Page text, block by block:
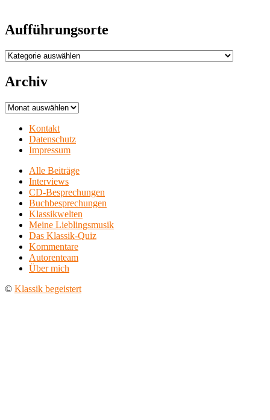
Aufführungsorte
Aufführungsorte
Archiv
Archiv
Kontakt
Datenschutz
Impressum
Alle Beiträge
Interviews
CD-Besprechungen
Buchbesprechungen
Klassikwelten
Meine Lieblingsmusik
Das Klassik-Quiz
Kommentare
Autorenteam
Über mich
© Klassik begeistert